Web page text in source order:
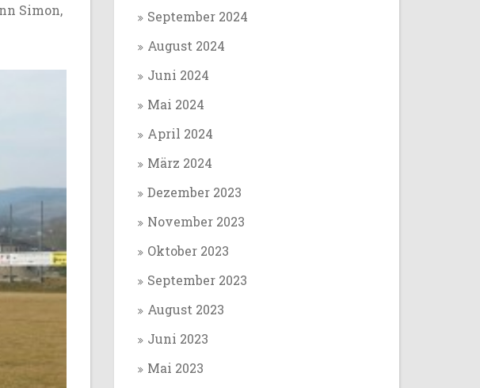
Simon,
September 2024
August 2024
Juni 2024
Mai 2024
April 2024
März 2024
Dezember 2023
November 2023
Oktober 2023
September 2023
August 2023
Juni 2023
Mai 2023